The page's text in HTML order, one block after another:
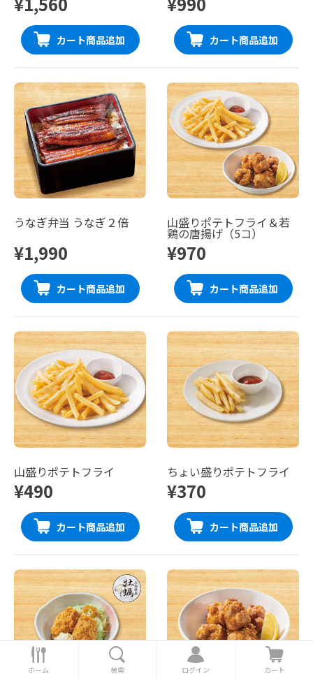
カート商品追加 カート商品追加
うなぎ弁当 うなぎ２倍
¥1,990
カート商品追加
山盛りポテトフライ＆若
鶏の唐揚げ（5コ）
¥970
カート商品追加
山盛りポテトフライ
¥490
カート商品追加
ちょい盛りポテトフライ
¥370
カート商品追加
ホ
ー
ホーム 索
検索
ロ
グ
ログイン
カ
ー
カート